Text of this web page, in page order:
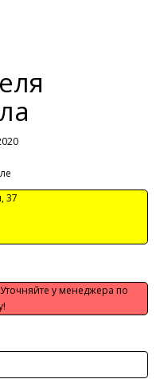
37
у менеджера по